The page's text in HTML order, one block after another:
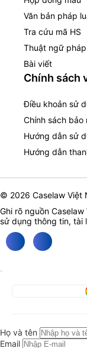
Văn bản pháp
Tra cứu mã HS
Thuật ngữ
Bài viết
Chính sách
Điều khoản sử
Chính sách bảo
Hướng dẫn sử
Hướng dẫn
© 2026 Caselaw Việt
Ghi rõ nguồn
sử dụng thông tin, tài
Họ và tên
Email